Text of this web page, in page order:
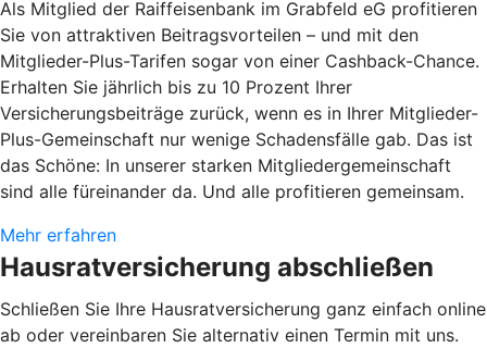
Als Mitglied der Raiffeisenbank im Grabfeld eG profitieren
Sie von attraktiven Beitragsvorteilen – und mit den
Mitglieder-Plus-Tarifen sogar von einer Cashback-Chance.
Erhalten Sie jährlich bis zu 10 Prozent Ihrer
Versicherungsbeiträge zurück, wenn es in Ihrer Mitglieder-
Plus-Gemeinschaft nur wenige Schadensfälle gab. Das ist
das Schöne: In unserer starken Mitgliedergemeinschaft
sind alle füreinander da. Und alle profitieren gemeinsam.
Mehr erfahren
Hausratversicherung abschließen
Schließen Sie Ihre Hausratversicherung ganz einfach online
ab oder vereinbaren Sie alternativ einen Termin mit uns.